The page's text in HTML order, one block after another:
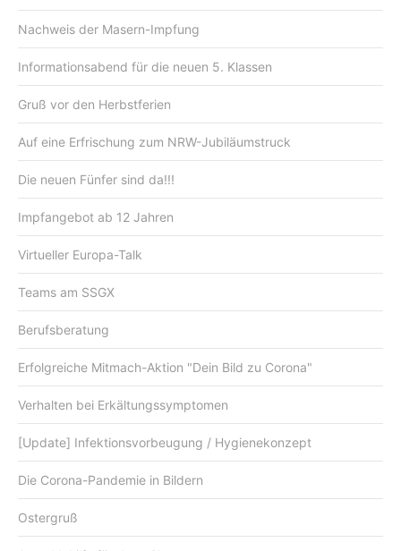
Nachweis der Masern-Impfung
Informationsabend für die neuen 5. Klassen
Gruß vor den Herbstferien
Auf eine Erfrischung zum NRW-Jubiläumstruck
Die neuen Fünfer sind da!!!
Impfangebot ab 12 Jahren
Virtueller Europa-Talk
Teams am SSGX
Berufsberatung
Erfolgreiche Mitmach-Aktion "Dein Bild zu Corona"
Verhalten bei Erkältungssymptomen
[Update] Infektionsvorbeugung / Hygienekonzept
Die Corona-Pandemie in Bildern
Ostergruß